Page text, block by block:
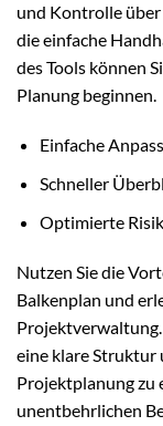
und Kontrolle
die einfache
des Tools können
Planung beginnen.
Einfache
Schneller
Optimierte
Nutzen Sie die
Balkenplan und
eine klare Struktur
Projektplanung zu
unentbehrlichen